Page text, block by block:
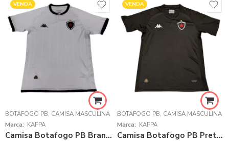
VENDA
BOTAFOGO PB, CAMISA MASCULINA
Marca: KAPPA
Camisa Botafogo PB Branca 2025/26 Titular Masculina
VENDA
BOTAFOGO PB, CAMISA MASCULINA
Marca: KAPPA
Camisa Botafogo PB Preta 2025/26 Reserva Masculina